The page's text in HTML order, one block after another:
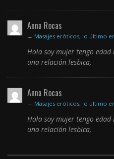
Anna Rocas
→ Masajes eróticos, lo último
Hola soy mujer tengo
una relación lesbica,
Anna Rocas
→ Masajes eróticos, lo último
Hola soy mujer tengo
una relación lesbica,